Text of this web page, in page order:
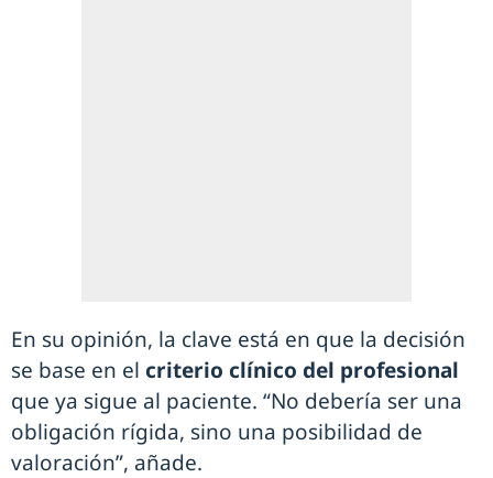
En su opinión, la clave está en que la decisión
se base en el criterio clínico del profesional
que ya sigue al paciente. “No debería ser una
obligación rígida, sino una posibilidad de
valoración”, añade.